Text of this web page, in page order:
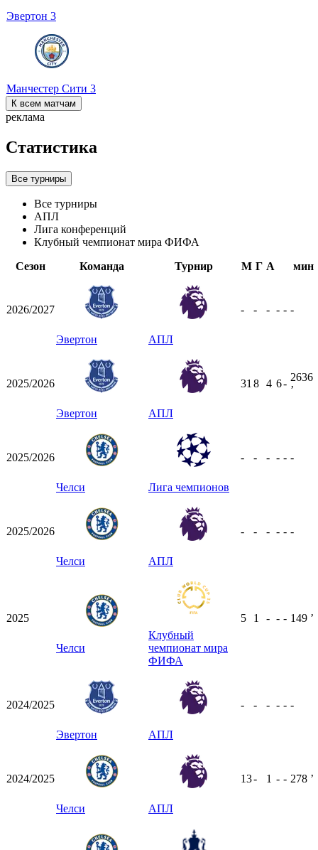
Эвертон 3
Манчестер Сити 3
К всем матчам
реклама
Статистика
Все турниры
Все турниры
АПЛ
Лига конференций
Клубный чемпионат мира ФИФА
Сезон
Команда Турнир М Г А мин
2026/2027
Эвертон АПЛ
- - - - - -
2025/2026
Эвертон АПЛ
31 8 4 6-
2636
ʼ
2025/2026
Челси Лига чемпионов
- - - - - -
2025/2026
Челси АПЛ
- - - - - -
2025
Челси
Клубный
чемпионат мира
ФИФА
5 1 - - - 149 ʼ
2024/2025
Эвертон АПЛ
- - - - - -
2024/2025
Челси АПЛ
13- 1 - - 278 ʼ